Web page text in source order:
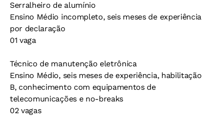
Serralheiro de alumínio
Ensino Médio incompleto, seis meses de experiência
por declaração
01 vaga
Técnico de manutenção eletrônica
Ensino Médio, seis meses de experiência, habilitação
B, conhecimento com equipamentos de
telecomunicações e no-breaks
02 vagas